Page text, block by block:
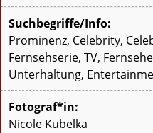
Suchbegriffe/Info:
Prominenz, Celebrity,
Fernsehserie, TV,
Unterhaltung,
Fotograf*in:
Nicole Kubelka